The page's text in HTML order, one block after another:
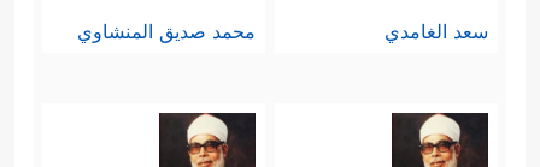
سعد الغامدي محمد صديق المنشاوي